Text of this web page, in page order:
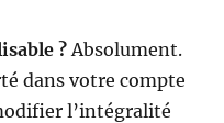
? Absolument.
dans votre compte
l’intégralité